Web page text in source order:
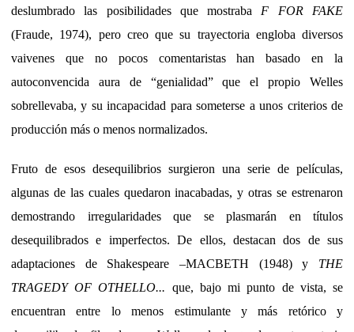
deslumbrado las posibilidades que mostraba F FOR FAKE
(Fraude, 1974), pero creo que su trayectoria engloba diversos
vaivenes que no pocos comentaristas han basado en la
autoconvencida aura de “genialidad” que el propio Welles
sobrellevaba, y su incapacidad para someterse a unos criterios de
producción más o menos normalizados.
Fruto de esos desequilibrios surgieron una serie de películas,
algunas de las cuales quedaron inacabadas, y otras se estrenaron
demostrando irregularidades que se plasmarán en títulos
desequilibrados e imperfectos. De ellos, destacan dos de sus
adaptaciones de Shakespeare –MACBETH (1948) y THE
TRAGEDY OF OTHELLO... que, bajo mi punto de vista, se
encuentran entre lo menos estimulante y más retórico y